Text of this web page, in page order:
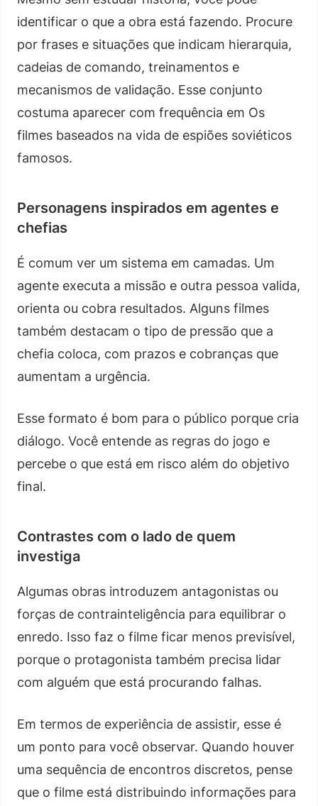
identificar o que a obra está fazendo. Procure
por frases e situações que indicam hierarquia,
cadeias de comando, treinamentos e
mecanismos de validação. Esse conjunto
costuma aparecer com frequência em Os
filmes baseados na vida de espiões soviéticos
famosos.
Personagens inspirados em agentes e
chefias
É comum ver um sistema em camadas. Um
agente executa a missão e outra pessoa valida,
orienta ou cobra resultados. Alguns filmes
também destacam o tipo de pressão que a
chefia coloca, com prazos e cobranças que
aumentam a urgência.
Esse formato é bom para o público porque cria
diálogo. Você entende as regras do jogo e
percebe o que está em risco além do objetivo
final.
Contrastes com o lado de quem
investiga
Algumas obras introduzem antagonistas ou
forças de contrainteligência para equilibrar o
enredo. Isso faz o filme ficar menos previsível,
porque o protagonista também precisa lidar
com alguém que está procurando falhas.
Em termos de experiência de assistir, esse é
um ponto para você observar. Quando houver
uma sequência de encontros discretos, pense
que o filme está distribuindo informações para